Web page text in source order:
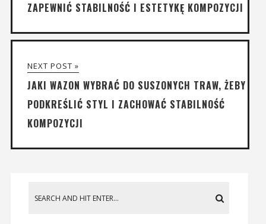
ZAPEWNIĆ STABILNOŚĆ I ESTETYKĘ KOMPOZYCJI
NEXT POST »
JAKI WAZON WYBRAĆ DO SUSZONYCH TRAW, ŻEBY
PODKREŚLIĆ STYL I ZACHOWAĆ STABILNOŚĆ
KOMPOZYCJI